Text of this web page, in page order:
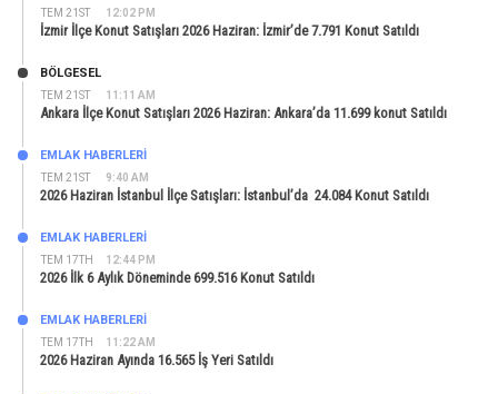
TEM 21ST 12:02 PM
İzmir İlçe Konut Satışları 2026 Haziran: İzmir’de 7.791 Konut Satıldı
TEM 21ST 11:11 AM
BÖLGESEL
Ankara İlçe Konut Satışları 2026 Haziran: Ankara’da 11.699 konut Satıldı
TEM 21ST 9:40 AM
EMLAK HABERLERI
2026 Haziran İstanbul İlçe Satışları: İstanbul’da 24.084 Konut Satıldı
TEM 17TH 12:44 PM
EMLAK HABERLERI
2026 İlk 6 Aylık Döneminde 699.516 Konut Satıldı
TEM 17TH 11:22 AM
EMLAK HABERLERI
2026 Haziran Ayında 16.565 İş Yeri Satıldı